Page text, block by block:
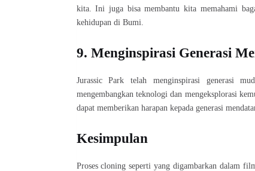
kita. Ini juga bisa membantu kita memahami
kehidupan di Bumi.
9. Menginspirasi Generasi
Jurassic Park telah menginspirasi generasi
mengembangkan teknologi dan mengeksplorasi
dapat memberikan harapan kepada generasi
Kesimpulan
Proses cloning seperti yang digambarkan dalam